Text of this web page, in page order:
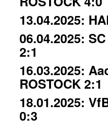
13.04.2025:
06.04.2025:
2:1
16.03.2025:
ROSTOCK 2:1
18.01.2025:
0:3